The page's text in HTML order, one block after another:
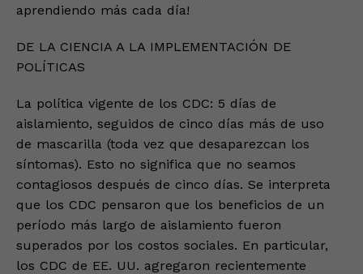
aprendiendo más cada día!
DE LA CIENCIA A LA IMPLEMENTACIÓN DE
POLÍTICAS
La política vigente de los CDC: 5 días de
aislamiento, seguidos de cinco días más de uso
de mascarilla (toda vez que desaparezcan los
síntomas). Esto no significa que no seamos
contagiosos después de cinco días. Se interpreta
que los CDC pensaron que los beneficios de un
período más largo de aislamiento fueron
superados por los costos sociales. En particular,
los CDC de EE. UU. agregaron recientemente